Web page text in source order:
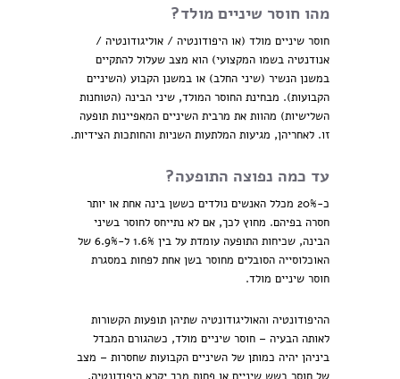
מהו חוסר שיניים מולד?
חוסר שיניים מולד (או היפודונטיה / אוליגודונטיה /
אנודנטיה בשמו המקצועי) הוא מצב שעלול להתקיים
במשנן הנשיר (שיני החלב) או במשנן הקבוע (השיניים
הקבועות). מבחינת החוסר המולד, שיני הבינה (הטוחנות
השלישיות) מהוות את מרבית השיניים המאפיינות תופעה
זו. לאחריהן, מגיעות המלתעות השניות והחותכות הצידיות.
עד כמה נפוצה התופעה?
כ-20% מכלל האנשים נולדים כששן בינה אחת או יותר
חסרה בפיהם. מחוץ לכך, אם לא נתייחס לחוסר בשיני
הבינה, שכיחות התופעה עומדת על בין 1.6% ל-6.9% של
האוכלוסייה הסובלים מחוסר בשן אחת לפחות במסגרת
חוסר שיניים מולד.
ההיפודונטיה והאוליגודונטיה שתיהן תופעות הקשורות
לאותה הבעיה – חוסר שיניים מולד, כשהגורם המבדל
ביניהן יהיה כמותן של השיניים הקבועות שחסרות – מצב